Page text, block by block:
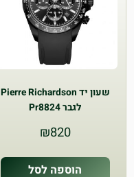
שעון יד Pierre Richardson
לגבר Pr8824
₪820
הוספה לסל